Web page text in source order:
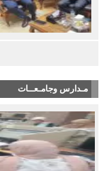
مـدارس وجامـعــات